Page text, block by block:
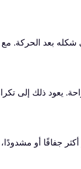
شكله بعد الحركة.
يعود ذلك إلى
أكثر جفافًا أو